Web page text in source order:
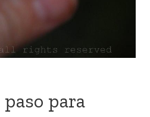
paso para